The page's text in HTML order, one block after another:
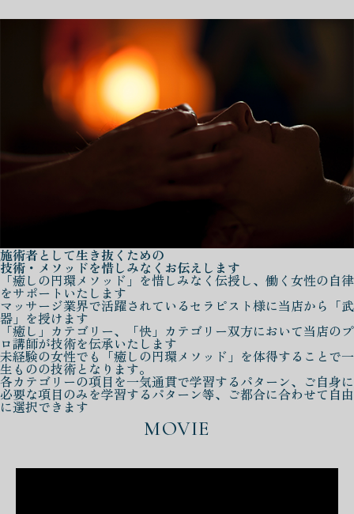
施術者として生き抜くための
技術・メソッドを惜しみなくお伝えします
「癒しの円環メソッド」を惜しみなく伝授し、働く女性の自律
をサポートいたします
マッサージ業界で活躍されているセラピスト様に当店から「武
器」を授けます
「癒し」カテゴリー、「快」カテゴリー双方において当店のプ
ロ講師が技術を伝承いたします
未経験の女性でも「癒しの円環メソッド」を体得することで一
生ものの技術となります。
各カテゴリーの項目を一気通貫で学習するパターン、ご自身に
必要な項目のみを学習するパターン等、ご都合に合わせて自由
に選択できます
MOVIE